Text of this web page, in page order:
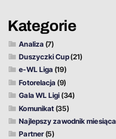
Kategorie
Analiza (7)
Duszyczki Cup(21)
e-WL Liga (19)
Fotorelacja (9)
Gala WL Ligi (34)
Komunikat (35)
Najlepszy zawodnik miesiąca
Partner(5)